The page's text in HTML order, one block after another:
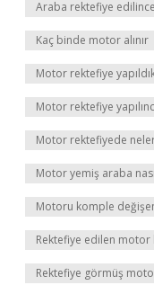
Araba rektefiye
Kaç binde motor alınır
Motor rektefiye
Motor rektefiye
Motor rektefiyede
Motor yemiş araba
Motoru komple
Rektefiye edilen motor
Rektefiye görmüş motor